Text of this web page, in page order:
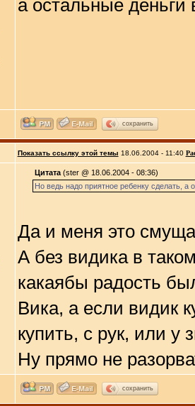
а остальные деньги
сохранить
Показать ссылку этой темы 18.06.2004 - 11:40
Цитата(ster @ 18.06.2004 - 08:36)
Но ведь надо приятное ребенку сделать, а
Да и меня это
А без видика в
какаябы радость
Вика, а если видик
купить, с рук, или у
Ну прямо не
сохранить